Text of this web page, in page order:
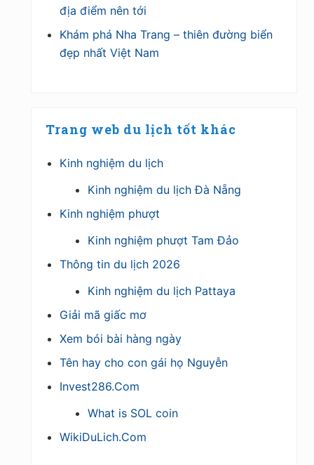
địa điểm nên tới
Khám phá Nha Trang – thiên đường biển
đẹp nhất Việt Nam
Trang web du lịch tốt khác
Kinh nghiệm du lịch
Kinh nghiệm du lịch Đà Nẵng
Kinh nghiệm phượt
Kinh nghiệm phượt Tam Đảo
Thông tin du lịch 2026
Kinh nghiệm du lịch Pattaya
Giải mã giấc mơ
Xem bói bài hàng ngày
Tên hay cho con gái họ Nguyễn
Invest286.Com
What is SOL coin
WikiDuLich.Com